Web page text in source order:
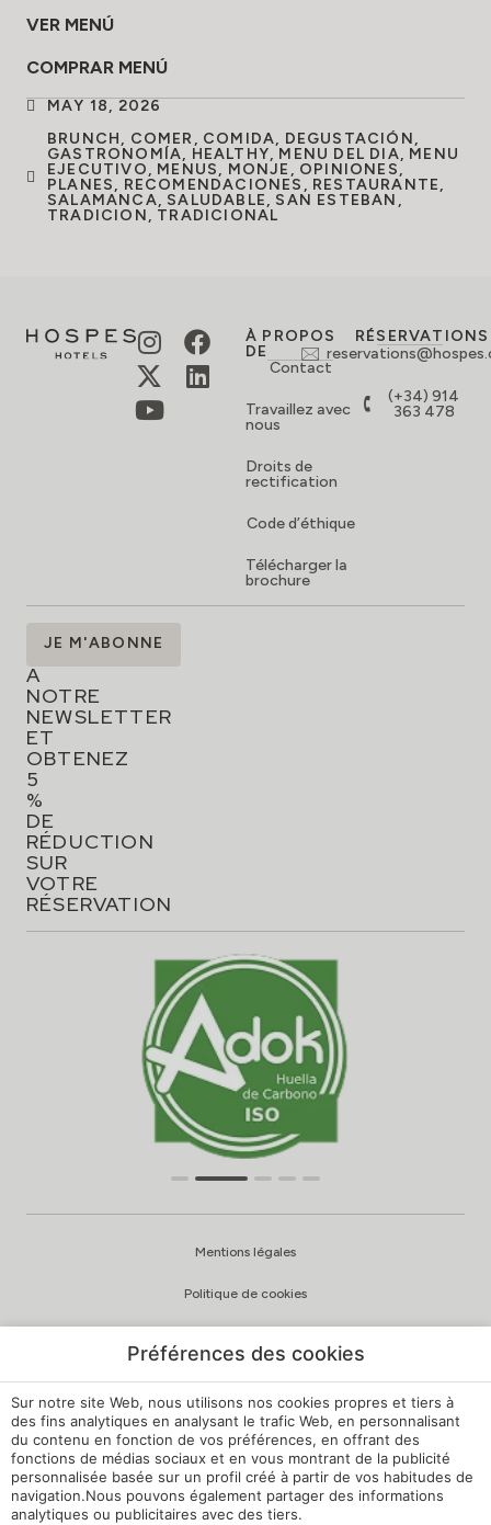
VER MENÚ
COMPRAR MENÚ
MAY 18, 2026
BRUNCH, COMER, COMIDA, DEGUSTACIÓN,
GASTRONOMÍA, HEALTHY, MENU DEL DIA, MENU
EJECUTIVO, MENUS, MONJE , OPINIONES,
PLANES, RECOMENDACIONES , RESTAURANTE,
SALAMANCA, SALUDABLE, SAN ESTEBAN ,
TRADICION, TRADICIONAL
À PROPOS
DE
Contact
Travaillez avec
nous
Droits de
rectification
Code d’éthique
Télécharger la
brochure
RÉSERVATIONS
(+34) 914
363 478
ABONNEZ-
VOUS
À
NOTRE
NEWSLETTER
ET
OBTENEZ
5
%
DE
RÉDUCTION
SUR
VOTRE
RÉSERVATION
JE M'ABONNE
Mentions légales
Politique de cookies
Canal de signalement
Règlement intérieur
Paramètres des cookies
Préférences des cookies
Sur notre site Web, nous utilisons nos cookies propres et tiers à
des fins analytiques en analysant le trafic Web, en personnalisant
du contenu en fonction de vos préférences, en offrant des
fonctions de médias sociaux et en vous montrant de la publicité
personnalisée basée sur un profil créé à partir de vos habitudes de
navigation.Nous pouvons également partager des informations
analytiques ou publicitaires avec des tiers.